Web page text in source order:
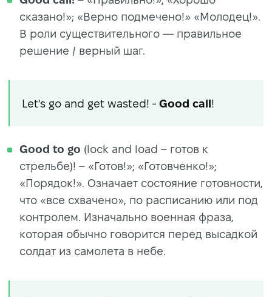
сказано!»; «Верно подмечено!» «Молодец!».
В роли существительного — правильное
решение / верный шаг.
Let's go and get wasted! - Good call !
Good to go (lock and load – готов к
стрельбе)! – «Готов!»; «Готовченко!»;
«Порядок!». Означает состояние готовности,
что «все схвачено», по расписанию или под
контролем. Изначально военная фраза,
которая обычно говорится перед высадкой
солдат из самолета в небе.